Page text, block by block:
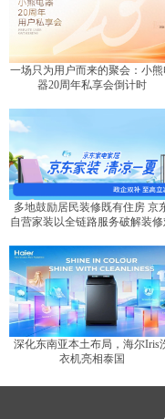
一场只为用户而来的聚会：小熊
器20周年私享会倒计时
多地鼓励居民装修既有住房 京
自营家装以全链路服务破解装修
深化东南亚本土布局，海尔Iris
衣机亮相泰国